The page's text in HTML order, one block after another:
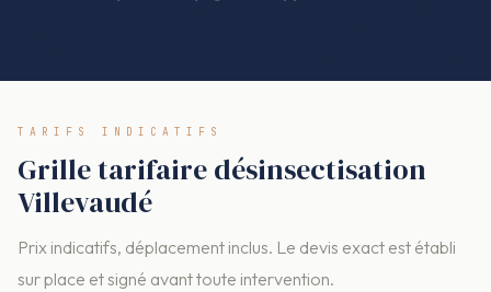
TARIFS INDICATIFS
Grille tarifaire désinsectisation
Villevaudé
Prix indicatifs, déplacement inclus. Le devis exact est établi
sur place et signé avant toute intervention.